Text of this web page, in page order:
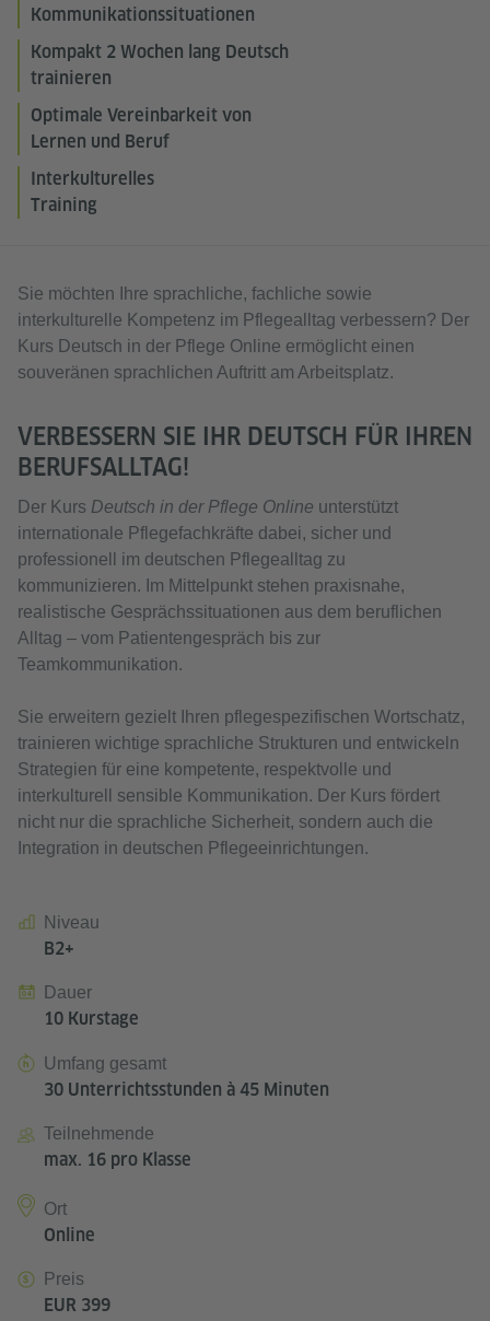
Kommunikationssituationen
Kompakt 2 Wochen lang Deutsch
trainieren
Optimale Vereinbarkeit von
Lernen und Beruf
Interkulturelles
Training
Sie möchten Ihre sprachliche, fachliche sowie
interkulturelle Kompetenz im Pflegealltag verbessern? Der
Kurs Deutsch in der Pflege Online ermöglicht einen
souveränen sprachlichen Auftritt am Arbeitsplatz.
VERBESSERN SIE IHR DEUTSCH FÜR IHREN
BERUFSALLTAG!
Der Kurs Deutsch in der Pflege Online unterstützt
internationale Pflegefachkräfte dabei, sicher und
professionell im deutschen Pflegealltag zu
kommunizieren. Im Mittelpunkt stehen praxisnahe,
realistische Gesprächssituationen aus dem beruflichen
Alltag – vom Patientengespräch bis zur
Teamkommunikation.
Sie erweitern gezielt Ihren pflegespezifischen Wortschatz,
trainieren wichtige sprachliche Strukturen und entwickeln
Strategien für eine kompetente, respektvolle und
interkulturell sensible Kommunikation. Der Kurs fördert
nicht nur die sprachliche Sicherheit, sondern auch die
Integration in deutschen Pflegeeinrichtungen.
Niveau
B2+
Dauer
10 Kurstage
Umfang gesamt
30 Unterrichtsstunden à 45 Minuten
Teilnehmende
max. 16 pro Klasse
Ort
Online
Preis
EUR 399